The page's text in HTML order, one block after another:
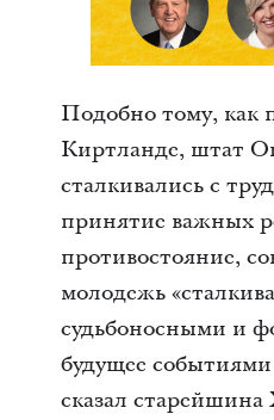
Подобно тому, как
Киртланде, штат
сталкивались с
принятие важных
противостояние,
молодежь
судьбоносными и
будущее
сказал